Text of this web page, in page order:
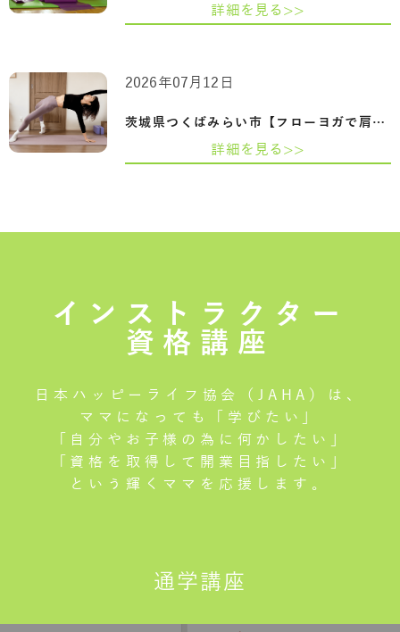
詳細を見る>>
茨城県つくばみらい市【フローヨガで肩甲…
2026年07月12日
詳細を見る>>
インストラクター
資格講座
日本ハッピーライフ協会（JAHA）は、
ママになっても「学びたい」
「自分やお子様の為に何かしたい」
「資格を取得して開業目指したい」
という輝くママを応援します。
通学講座